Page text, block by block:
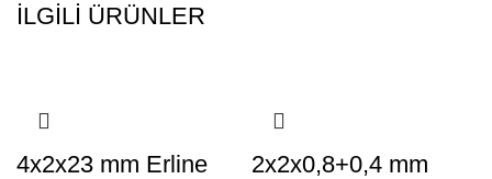
İLGILI ÜRÜNLER
4x2x23 mm Erline
2x2x0,8+0,4 mm